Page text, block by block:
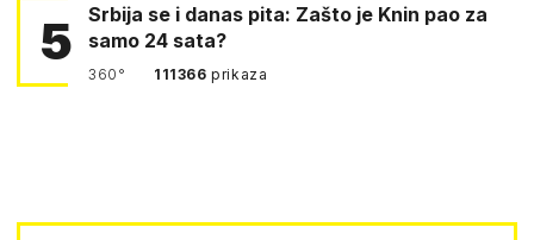
5
Srbija se i danas pita: Zašto je Knin pao za
samo 24 sata?
360° 111366prikaza